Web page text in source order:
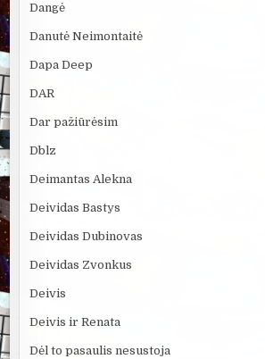
Dangė
Danutė Neimontaitė
Dapa Deep
DAR
Dar pažiūrėsim
Dblz
Deimantas Alekna
Deividas Bastys
Deividas Dubinovas
Deividas Zvonkus
Deivis
Deivis ir Renata
Dėl to pasaulis nesustoja